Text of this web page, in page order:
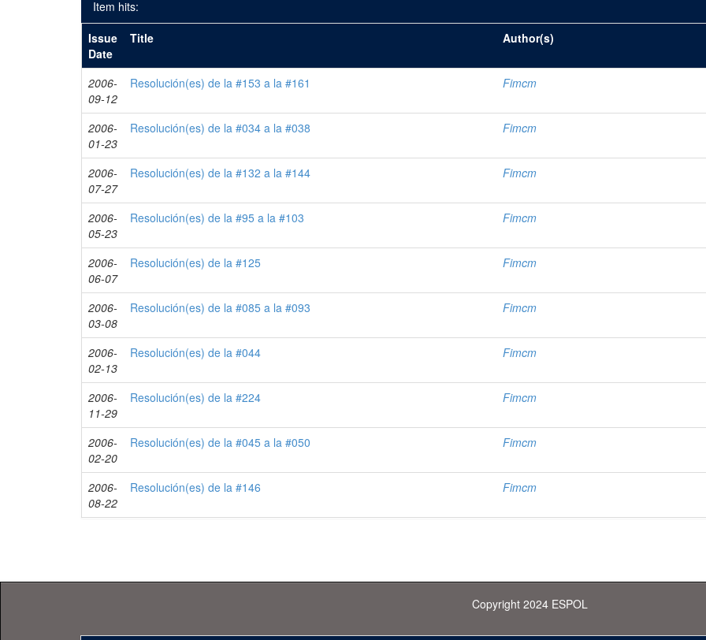
Item hits:
Issue
Date
Title Author(s)
2006-
09-12
Resolución(es) de la #153 a la #161 Fimcm
2006-
01-23
Resolución(es) de la #034 a la #038 Fimcm
2006-
07-27
Resolución(es) de la #132 a la #144 Fimcm
2006-
05-23
Resolución(es) de la #95 a la #103 Fimcm
2006-
06-07
Resolución(es) de la #125 Fimcm
2006-
03-08
Resolución(es) de la #085 a la #093 Fimcm
2006-
02-13
Resolución(es) de la #044 Fimcm
2006-
11-29
Resolución(es) de la #224 Fimcm
2006-
02-20
Resolución(es) de la #045 a la #050 Fimcm
2006-
08-22
Resolución(es) de la #146 Fimcm
Copyright 2024 ESPOL